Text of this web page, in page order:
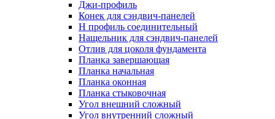
Джи-профиль
Конек для сэндвич-панелей
Н профиль соединительный
Нащельник для сэндвич-панелей
Отлив для цоколя фундамента
Планка завершающая
Планка начальная
Планка оконная
Планка стыковочная
Угол внешний сложный
Угол внутренний сложный